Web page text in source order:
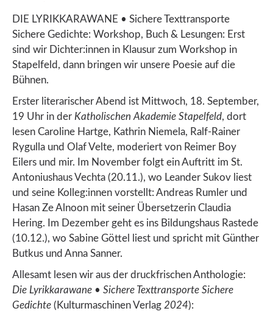
DIE LYRIKKARAWANE • Sichere Texttransporte
Sichere Gedichte: Workshop, Buch & Lesungen: Erst
sind wir Dichter:innen in Klausur zum Workshop in
Stapelfeld, dann bringen wir unsere Poesie auf die
Bühnen.
Erster literarischer Abend ist Mittwoch, 18. September,
19 Uhr in der Katholischen Akademie Stapelfeld, dort
lesen Caroline Hartge, Kathrin Niemela, Ralf-Rainer
Rygulla und Olaf Velte, moderiert von Reimer Boy
Eilers und mir.
Im November folgt ein Auftritt im St.
Antoniushaus Vechta (20.11.), wo Leander Sukov liest
und seine Kolleg:innen vorstellt: Andreas Rumler und
Hasan Ze Alnoon mit seiner Übersetzerin Claudia
Hering. Im Dezember geht es ins Bildungshaus Rastede
(10.12.), wo Sabine Göttel liest und spricht mit Günther
Butkus und Anna Sanner.
Allesamt lesen wir aus der druckfrischen Anthologie:
Die Lyrikkarawane • Sichere Texttransporte Sichere
Gedichte (Kulturmaschinen Verlag 2024):